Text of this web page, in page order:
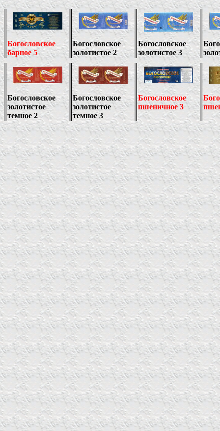
Богословское
барное 5
Богословское
золотистое 2
Богословское
золотистое 3
Богословское
золотистое
темное 2
Богословское
золотистое
темное 3
Богословское
пшеничное 3